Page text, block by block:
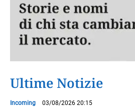
Ultime Notizie
Incoming 03/08/2026 20:15